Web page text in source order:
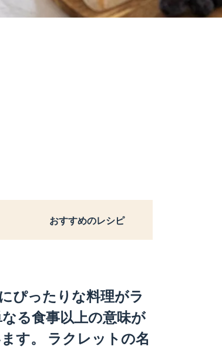
おすすめのレシピ
ぴったりな料理がラ
る食事以上の意味が
す。 ラクレットの名